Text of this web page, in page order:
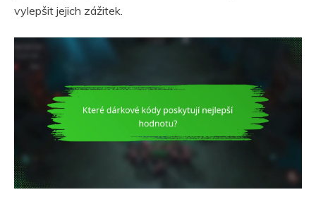
vylepšit jejich zážitek.